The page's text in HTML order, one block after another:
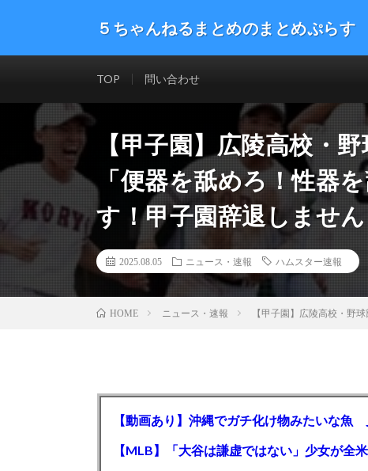
５ちゃんねるまとめのまとめぷらす
した。ネタ・速報 エンタメ 生活 趣味 漫画アニメ ゲーム サ
TOP 問い合わせ
【甲子園】広陵高校・
「便器を舐めろ！性器
す！甲子園辞退しませ
2025.08.05 ニュース・速報 ハムスター速報
HOME ニュース・速報 【甲子園】広陵高校・野
【動画あり】沖縄でガチ化け物みたいな魚